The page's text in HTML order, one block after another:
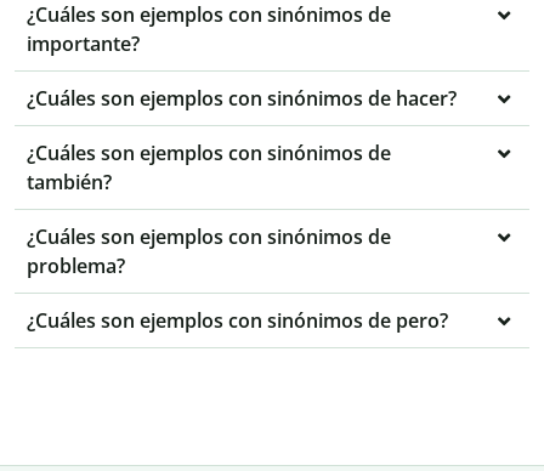
¿Cuáles son ejemplos con sinónimos de
importante?
¿Cuáles son ejemplos con sinónimos de hacer?
¿Cuáles son ejemplos con sinónimos de
también?
¿Cuáles son ejemplos con sinónimos de
problema?
¿Cuáles son ejemplos con sinónimos de pero?